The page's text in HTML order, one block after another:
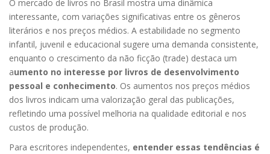
O mercado de livros no Brasil mostra uma dinâmica
interessante, com variações significativas entre os gêneros
literários e nos preços médios. A estabilidade no segmento
infantil, juvenil e educacional sugere uma demanda consistente,
enquanto o crescimento da não ficção (trade) destaca um
aumento no interesse por livros de desenvolvimento
pessoal e conhecimento. Os aumentos nos preços médios
dos livros indicam uma valorização geral das publicações,
refletindo uma possível melhoria na qualidade editorial e nos
custos de produção.
Para escritores independentes, entender essas tendências é